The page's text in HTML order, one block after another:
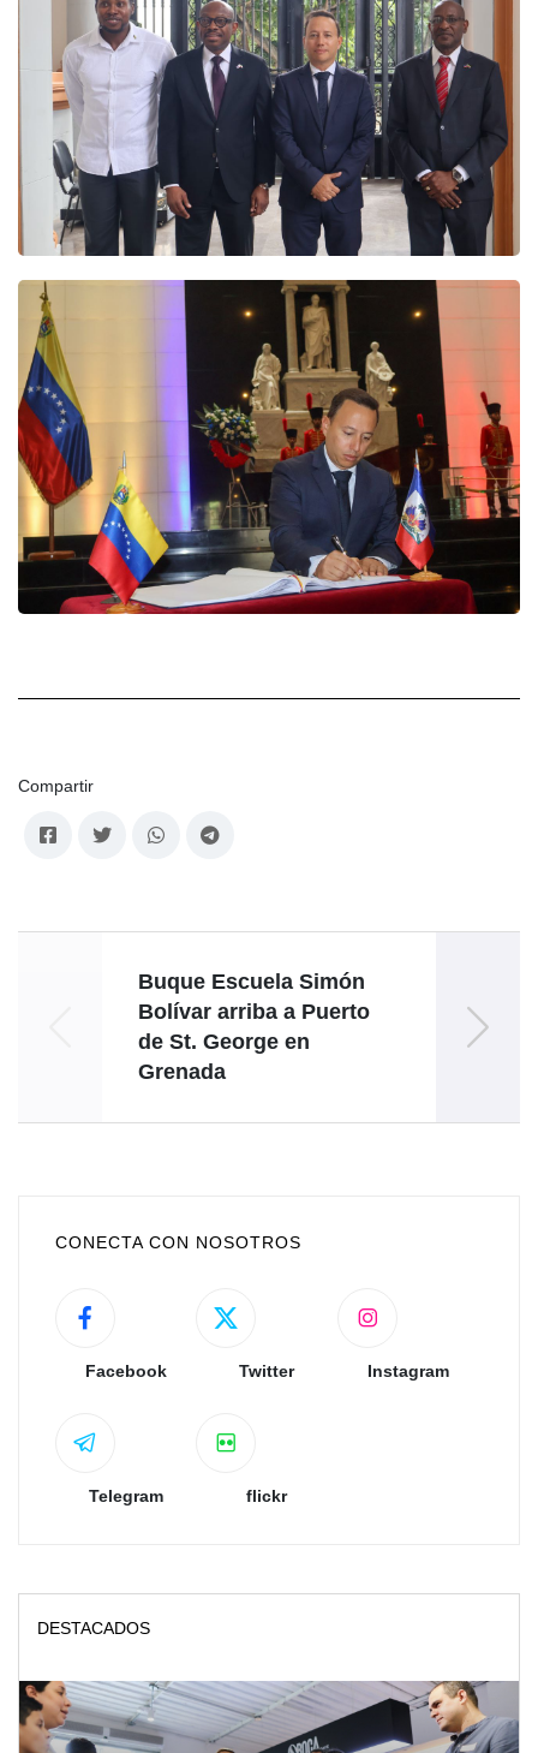
Compartir
Buque Escuela Simón
Bolívar arriba a Puerto
de St. George en
Grenada
CONECTA CON NOSOTROS
Facebook Twitter Instagram
Telegram flickr
DESTACADOS